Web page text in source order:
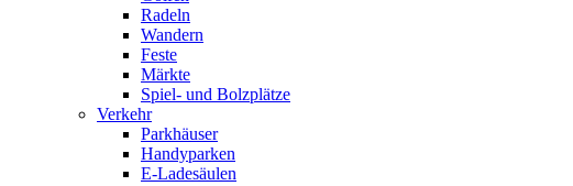
Radeln
Wandern
Feste
Märkte
Spiel- und Bolzplätze
Verkehr
Parkhäuser
Handyparken
E-Ladesäulen